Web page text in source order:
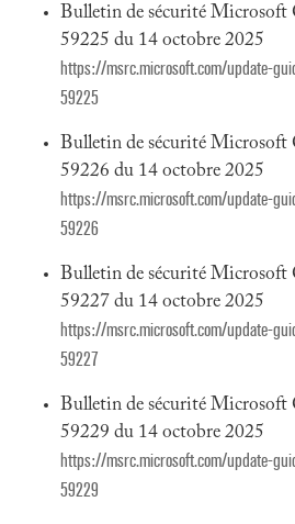
Bulletin de sécurité
59225 du 14 octobre 2025
https://msrc.microsoft.com/update-
59225
Bulletin de sécurité
59226 du 14 octobre 2025
https://msrc.microsoft.com/update-
59226
Bulletin de sécurité
59227 du 14 octobre 2025
https://msrc.microsoft.com/update-
59227
Bulletin de sécurité
59229 du 14 octobre 2025
https://msrc.microsoft.com/update-
59229